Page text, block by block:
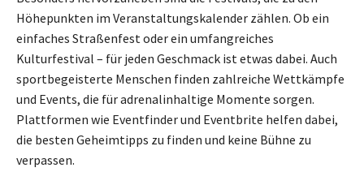
Höhepunkten im Veranstaltungskalender zählen. Ob ein
einfaches Straßenfest oder ein umfangreiches
Kulturfestival – für jeden Geschmack ist etwas dabei. Auch
sportbegeisterte Menschen finden zahlreiche Wettkämpfe
und Events, die für adrenalinhaltige Momente sorgen.
Plattformen wie Eventfinder und Eventbrite helfen dabei,
die besten Geheimtipps zu finden und keine Bühne zu
verpassen.